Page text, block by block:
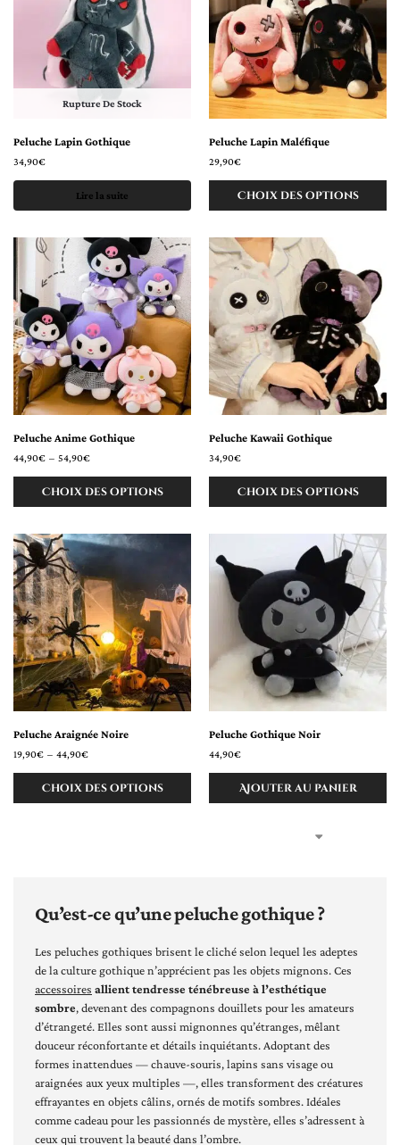
Rupture De Stock
Peluche Lapin Gothique
34,90€
Lire la suite
Peluche Lapin Maléfique
29,90€
Choix des options
Peluche Anime Gothique
44,90€ – 54,90€
Choix des options
Peluche Kawaii Gothique
34,90€
Choix des options
Peluche Araignée Noire
19,90€ – 44,90€
Choix des options
Peluche Gothique Noir
44,90€
Ajouter au panier
Qu’est-ce qu’une peluche gothique ?
Les peluches gothiques brisent le cliché selon lequel les adeptes
de la culture gothique n’apprécient pas les objets mignons. Ces
accessoires allient tendresse ténébreuse à l’esthétique
sombre, devenant des compagnons douillets pour les amateurs
d’étrangeté. Elles sont aussi mignonnes qu’étranges, mêlant
douceur réconfortante et détails inquiétants. Adoptant des
formes inattendues — chauve-souris, lapins sans visage ou
araignées aux yeux multiples —, elles transforment des créatures
effrayantes en objets câlins, ornés de motifs sombres. Idéales
comme cadeau pour les passionnés de mystère, elles s’adressent à
ceux qui trouvent la beauté dans l’ombre.